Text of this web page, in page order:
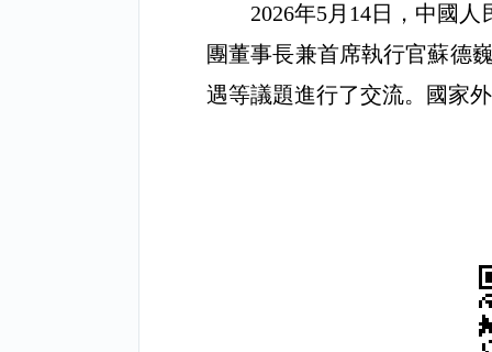
2026年5月 14日，中國人
團董事長兼首席執行官蘇德
遇等議題進行了交流。國家